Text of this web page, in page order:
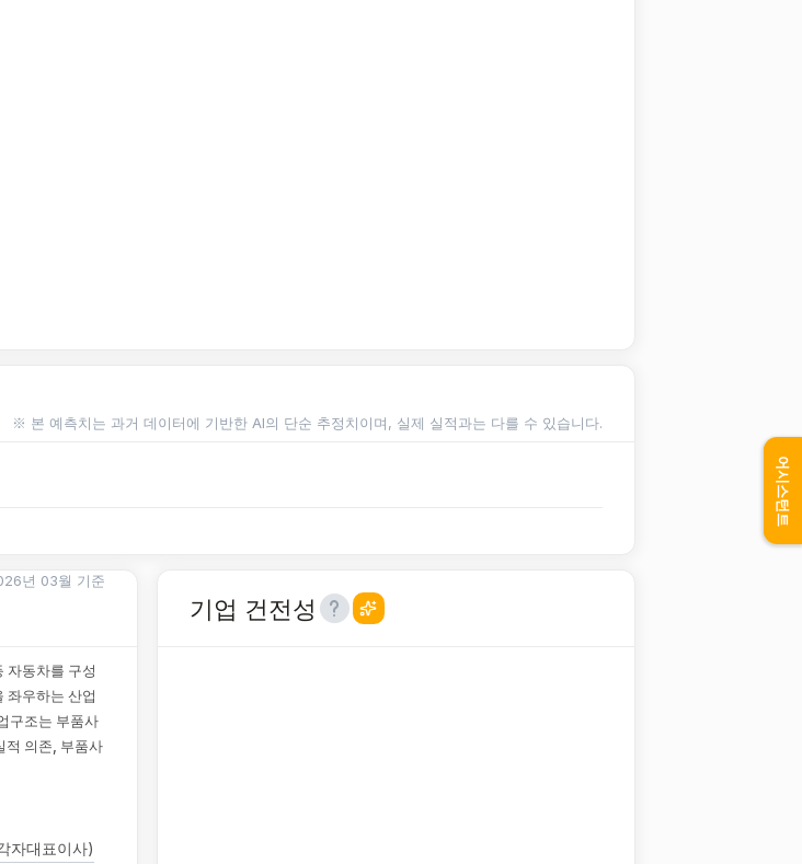
※ 본 예측치는 과거 데이터에 기반한 AI의 단순 추정치이며, 실제 실적과는 다를 수 있습니다.
년 03월 기준
자동차를 구성
좌우하는 산업
구조는 부품사
적 의존, 부품사
자대표이사)
기업 건전성
어시스턴트